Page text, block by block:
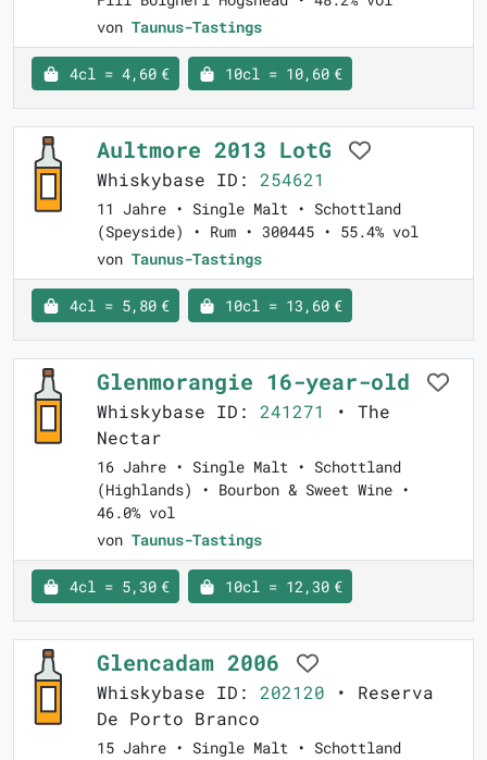
von Taunus-Tastings
4cl = 4,60 € 10cl = 10,60 €
Aultmore 2013 LotG
Whiskybase ID: 254621
11 Jahre • Single Malt • Schottland
(Speyside) • Rum • 300445 • 55.4% vol
von Taunus-Tastings
4cl = 5,80 € 10cl = 13,60 €
Glenmorangie 16-year-old
Whiskybase ID: 241271
• The
Nectar
16 Jahre • Single Malt • Schottland
(Highlands) • Bourbon & Sweet Wine •
46.0% vol
von Taunus-Tastings
4cl = 5,30 € 10cl = 12,30 €
Glencadam 2006
Whiskybase ID: 202120 • Reserva
De Porto Branco
15 Jahre • Single Malt • Schottland